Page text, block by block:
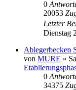
0
20053
Letzter
Dienstag
Ablegerbecken
von MURE »
0
34375